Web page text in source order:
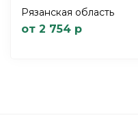
Рязанская область
от 2 754 р